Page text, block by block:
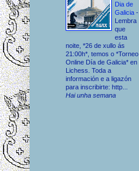
Dia de
Galicia -
Lembra
que
esta
noite, *26 de xullo ás
21:00h*, temos o *Torneo
Online Día de Galicia* en
Lichess. Toda a
información e a ligazón
para inscribirte: http...
Hai unha semana